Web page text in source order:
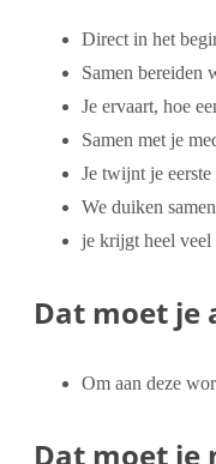
Direct in het
Samen bereiden
Je ervaart, hoe
Samen met je
Je twijnt je
We duiken
je krijgt heel veel
Dat moet je
Om aan deze
Dat moet je